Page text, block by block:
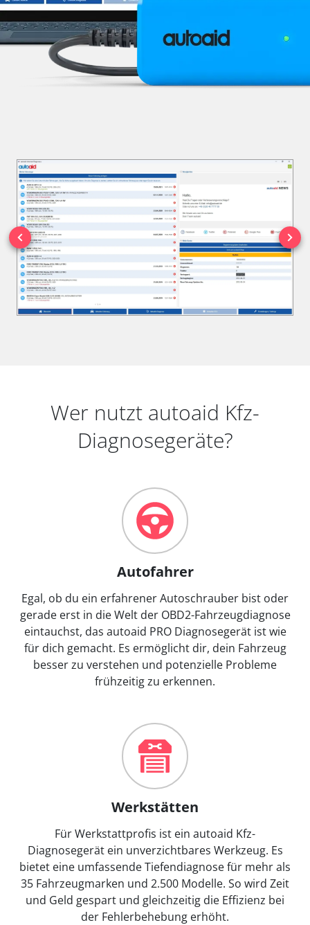
Wer nutzt autoaid Kfz-
Diagnosegeräte?
Autofahrer
Egal, ob du ein erfahrener Autoschrauber bist oder
gerade erst in die Welt der OBD2-Fahrzeugdiagnose
eintauchst, das autoaid PRO Diagnosegerät ist wie
für dich gemacht. Es ermöglicht dir, dein Fahrzeug
besser zu verstehen und potenzielle Probleme
frühzeitig zu erkennen.
Werkstätten
Für Werkstattprofis ist ein autoaid Kfz-
Diagnosegerät ein unverzichtbares Werkzeug. Es
bietet eine umfassende Tiefendiagnose für mehr als
35 Fahrzeugmarken und 2.500 Modelle. So wird Zeit
und Geld gespart und gleichzeitig die Effizienz bei
der Fehlerbehebung erhöht.